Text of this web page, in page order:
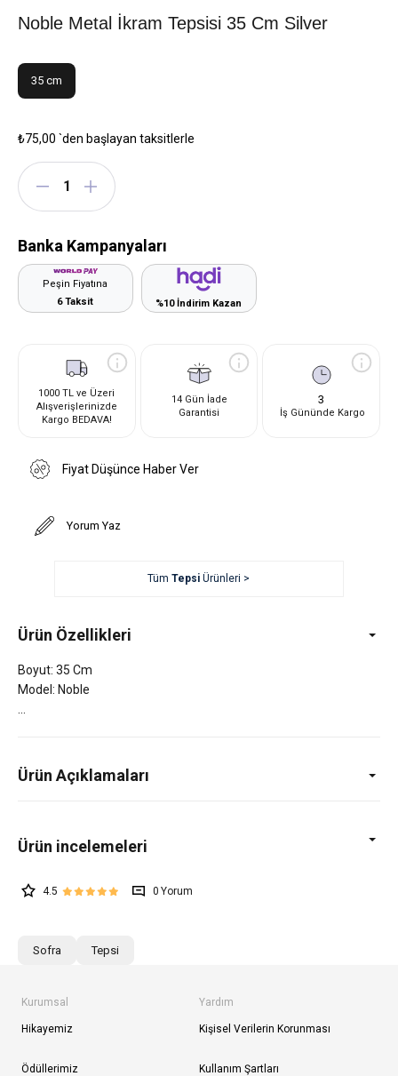
Noble Metal İkram Tepsisi 35 Cm Silver
35 cm
₺75,00 `den başlayan taksitlerle
Banka Kampanyaları
Peşin Fiyatına
6 Taksit
%10 İndirim Kazan
1000 TL ve Üzeri
Alışverişlerinizde
Kargo BEDAVA!
14 Gün İade
Garantisi
3
İş Gününde Kargo
Fiyat Düşünce Haber Ver
Yorum Yaz
TümTepsi Ürünleri >
Ürün Özellikleri
Boyut: 35 Cm
Model: Noble
Ürün Açıklamaları
4.5 0
Sofra Tepsi
Kurumsal
Hikayemiz
Ödüllerimiz
Yardım
Kişisel Verilerin Korunması
Kullanım Şartları